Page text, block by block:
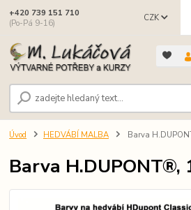
CZK
+420 739 151 710
(Po-Pá 9-16)
Úvod HEDVÁBÍ MALBA Barva
Barva H.DUPONT®,